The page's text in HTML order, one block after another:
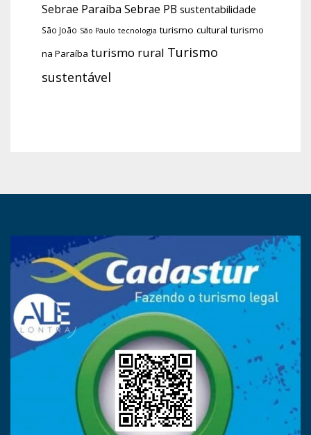
Sebrae Paraíba Sebrae PB sustentabilidade
São João São Paulo tecnologia turismo cultural turismo
na Paraíba turismo rural Turismo
sustentável